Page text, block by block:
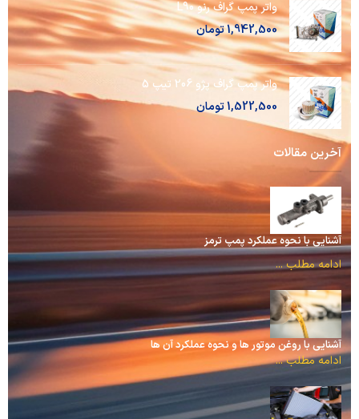
واتر پمپ گراف رنو L90
1,942,500تومان
واتر پمپ گراف پژو 206 تیپ 5
1,522,500تومان
آخرین مقالات
آشنایی با نحوه عملکرد پمپ ترمز
ادامه مطلب ...
آشنایی با روغن موتور ها و نحوه عملکرد آن ها
ادامه مطلب ...